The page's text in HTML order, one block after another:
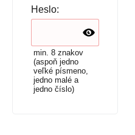
Heslo:
min. 8 znakov
(aspoň jedno
veľké písmeno,
jedno malé a
jedno číslo)